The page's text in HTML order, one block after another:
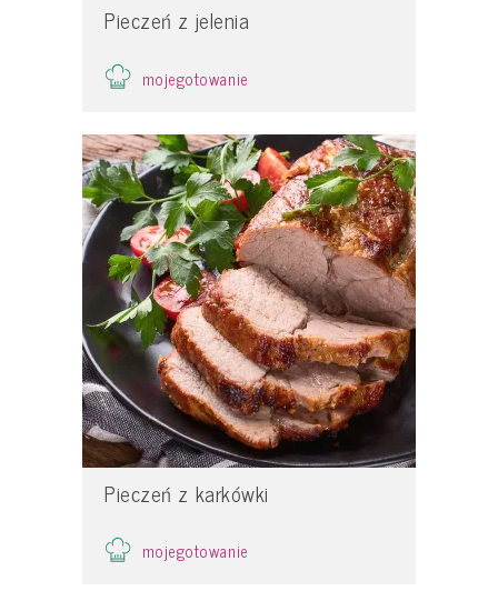
Pieczeń z jelenia
mojegotowanie
Pieczeń z karkówki
mojegotowanie